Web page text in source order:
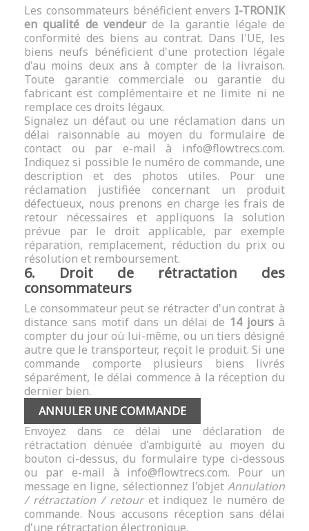
Les consommateurs bénéficient envers I-TRONIK
en qualité de vendeurde la garantie légale de
conformité des biens au contrat. Dans l'UE, les
biens neufs bénéficient d'une protection légale
d'au moins deux ans à compter de la livraison.
Toute garantie commerciale ou garantie du
fabricant est complémentaire et ne limite ni ne
remplace ces droits légaux.
Signalez un défaut ou une réclamation dans un
délai raisonnable au moyen du formulaire de
contact ou par e-mail à info@flowtrecs.com.
Indiquez si possible le numéro de commande, une
description et des photos utiles. Pour une
réclamation justifiée concernant un produit
défectueux, nous prenons en charge les frais de
retour nécessaires et appliquons la solution
prévue par le droit applicable, par exemple
réparation, remplacement, réduction du prix ou
résolution et remboursement.
6. Droit de rétractation des
consommateurs
Le consommateur peut se rétracter d'un contrat à
distance sans motif dans un délai de 14 jours à
compter du jour où lui-même, ou un tiers désigné
autre que le transporteur, reçoit le produit. Si une
commande comporte plusieurs biens livrés
séparément, le délai commence à la réception du
dernier bien.
ANNULER UNE COMMANDE
Envoyez dans ce délai une déclaration de
rétractation dénuée d'ambiguïté au moyen du
bouton ci-dessus, du formulaire type ci-dessous
ou par e-mail à info@flowtrecs.com. Pour un
message en ligne, sélectionnez l'objet Annulation
/ rétractation / retouret indiquez le numéro de
commande. Nous accusons réception sans délai
d'une rétractation électronique.